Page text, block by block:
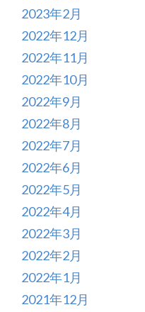
2023年2月
2022年12月
2022年11月
2022年10月
2022年9月
2022年8月
2022年7月
2022年6月
2022年5月
2022年4月
2022年3月
2022年2月
2022年1月
2021年12月